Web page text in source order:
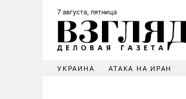
7 августа, пятница
УКРАИНА АТАКА НА ИРАН